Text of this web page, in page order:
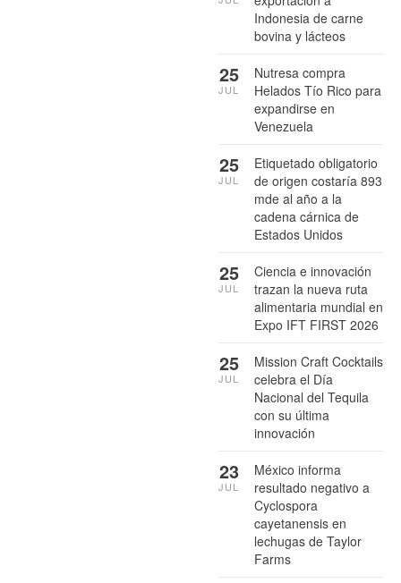
Indonesia de carne
bovina y lácteos
Nutresa compra
Helados Tío Rico para
expandirse en
Venezuela
25
JUL
Etiquetado obligatorio
de origen costaría 893
mde al año a la
cadena cárnica de
Estados Unidos
25
JUL
Ciencia e innovación
trazan la nueva ruta
alimentaria mundial en
Expo IFT FIRST 2026
25
JUL
Mission Craft Cocktails
celebra el Día
Nacional del Tequila
con su última
innovación
25
JUL
México informa
resultado negativo a
Cyclospora
cayetanensis en
lechugas de Taylor
Farms
23
JUL